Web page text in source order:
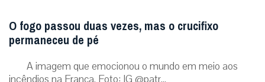
reencontrou a família no estado de Benue; Igreja local
segue em oração por outros católicos ...
MAIS